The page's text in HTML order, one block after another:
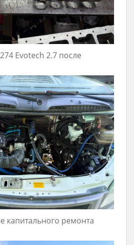
Evotech 2.7 после
капитального ремонта